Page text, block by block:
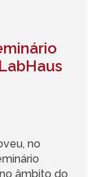
no
âmbito do